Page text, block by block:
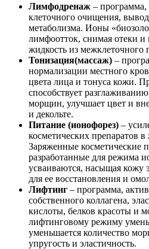
Лимфодренаж –
клеточного очищения,
метаболизма. Ионы
лимфоотток, снимая отеки и
жидкость из межклеточного
Тонизация(массаж) –
нормализации местного
цвета лица и тонуса кожи.
способствует
морщин, улучшает цвет и
и декольте.
Питание (ионофорез) –
косметических препаратов
Заряженные косметические
разработанные для режима
усваиваются, насыщая кожу
для ее восстановления и
Лифтинг – программа,
собственного коллагена,
кислоты, белков красоты и
лифтинговому режиму
уменьшается количество
упругость и эластичность.